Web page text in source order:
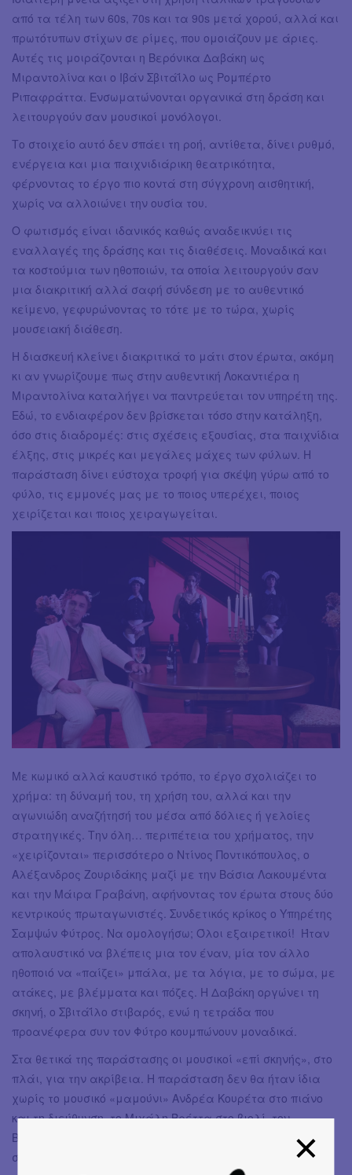
από τα τέλη των 60s, 70s και τα 90s μετά χορού, αλλά και
πρωτότυπων στίχων σε ρίμες, που ομοιάζουν με άριες.
Αυτές τις μοιράζονται η Βερόνικα Δαβάκη ως
Μιραντολίνα και ο Ιβάν Σβιτάΐλο ως Ρομπέρτο
Ριπαφράττα. Ενσωματώνονται οργανικά στη δράση και
λειτουργούν σαν μουσικοί μονόλογοι.
Το στοιχείο αυτό δεν σπάει τη ροή, αντίθετα, δίνει ρυθμό,
ενέργεια και μια παιχνιδιάρικη θεατρικότητα,
φέρνοντας το έργο πιο κοντά στη σύγχρονη αισθητική,
χωρίς να αλλοιώνει την ουσία του.
Ο φωτισμός είναι ιδανικός καθώς αναδεικνύει τις
εναλλαγές της δράσης και τις διαθέσεις. Μοναδικά και
τα κοστούμια των ηθοποιών, τα οποία λειτουργούν σαν
μια διακριτική αλλά σαφή σύνδεση με το αυθεντικό
κείμενο, γεφυρώνοντας το τότε με το τώρα, χωρίς
μουσειακή διάθεση.
Η διασκευή κλείνει διακριτικά το μάτι στον έρωτα, ακόμη
κι αν γνωρίζουμε πως στην αυθεντική Λοκαντιέρα η
Μιραντολίνα καταλήγει να παντρεύεται τον υπηρέτη της.
Εδώ, το ενδιαφέρον δεν βρίσκεται τόσο στην κατάληξη,
όσο στις διαδρομές: στις σχέσεις εξουσίας, στα παιχνίδια
έλξης, στις μικρές και μεγάλες μάχες των φύλων. Η
παράσταση δίνει εύστοχα τροφή για σκέψη γύρω από το
φύλο, τις εμμονές μας με το ποιος υπερέχει, ποιος
χειρίζεται και ποιος χειραγωγείται.
Με κωμικό αλλά καυστικό τρόπο, το έργο σχολιάζει το
χρήμα: τη δύναμή του, τη χρήση του, αλλά και την
αγωνιώδη αναζήτησή του μέσα από δόλιες ή γελοίες
στρατηγικές. Την όλη… περιπέτεια του χρήματος, την
«χειρίζονται» περισσότερο ο Ντίνος Ποντικόπουλος, ο
Αλέξανδρος Ζουριδάκης μαζί με την Βάσια Λακουμέντα
και την Μάιρα Γραβάνη, αφήνοντας τον έρωτα στους δύο
κεντρικούς πρωταγωνιστές. Συνδετικός κρίκος ο Υπηρέτης
Σαμψών Φύτρος. Να ομολογήσω; Όλοι εξαιρετικοί! Ήταν
απολαυστικό να βλέπεις μια τον έναν, μία τον άλλο
ηθοποιό να «παίζει» μπάλα, με τα λόγια, με το σώμα, με
ατάκες, με βλέμματα και πόζες. Η Δαβάκη οργώνει τη
σκηνή, ο Σβιτάΐλο στιβαρός, ενώ η τετράδα που
προανέφερα συν τον Φύτρο κουμπώνουν μοναδικά.
Στα θετικά της παράστασης οι μουσικοί «επί σκηνής», στο
πλάι, για την ακρίβεια. Η παράσταση δεν θα ήταν ίδια
χωρίς το μουσικό «μαμούνι» Ανδρέα Κουρέτα στο πιάνο
και τη διεύθυνση, το Μιχάλη Βρέττα στο βιολί, τον
Βαγγέλη Ντουμανά στην κιθάρα και τον Ηλία Σαμαρτζή
στα ντραμς.